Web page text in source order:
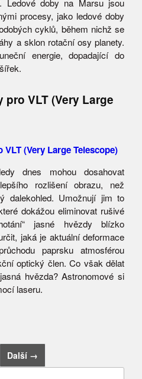
procesy, jako ledové doby
cyklů, během nichž se
a sklon rotační osy planety.
energie, dopadající do
VLT (Very Large
dnes mohou dosahovat
rozlišení obrazu, než
dalekohled. Umožnují jim to
dokážou eliminovat rušivé
jasné hvězdy blízko
jaká je aktuální deformace
paprsku atmosférou
optický člen. Co však dělat
hvězda? Astronomové si
laseru.
Další →